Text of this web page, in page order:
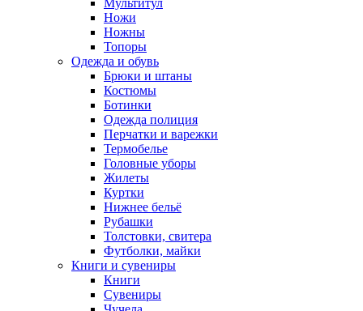
Мультитул
Ножи
Ножны
Топоры
Одежда и обувь
Брюки и штаны
Костюмы
Ботинки
Одежда полиция
Перчатки и варежки
Термобелье
Головные уборы
Жилеты
Куртки
Нижнее бельё
Рубашки
Толстовки, свитера
Футболки, майки
Книги и сувениры
Книги
Сувениры